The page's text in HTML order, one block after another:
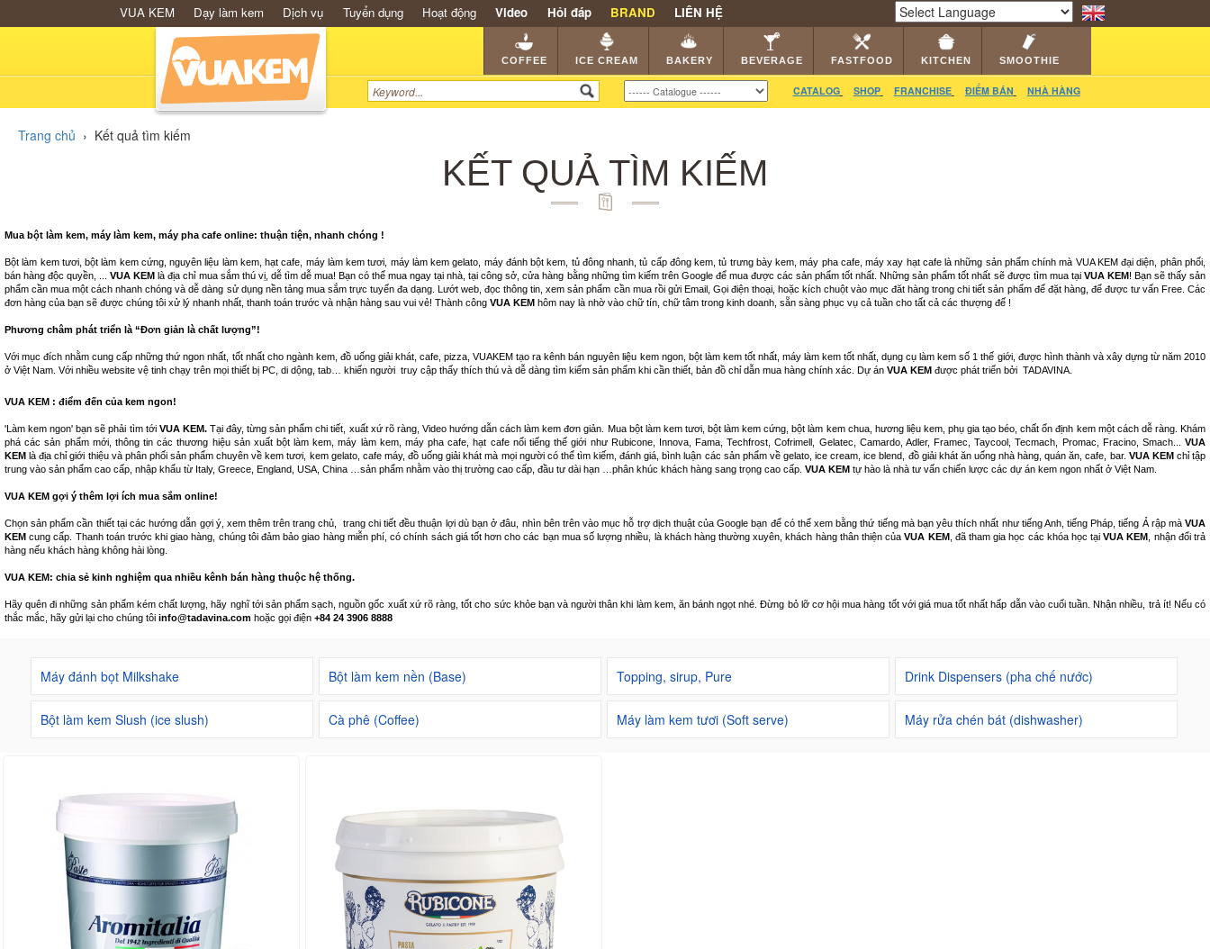
SHOP KEM NGON HẠT CAFE NHÀ HÀNG VIDEO HỎI ĐÁP LIÊN HỆ
VUA KEM Dạy làm kem Dịch vụ Tuyển dụng Hoạt động Video Hỏi đáp BRAND LIÊN HỆ
Powered by Translate
COFFEE ICE CREAM BAKERY BEVERAGE FASTFOOD KITCHEN SMOOTHIE
CATALOG SHOP FRANCHISE ĐIỂM BÁN NHÀ HÀNG
Trang chủ › Kết quả tìm kiếm
KẾT QUẢ TÌM KIẾM
Mua bột làm kem, máy làm kem, máy pha cafe online: thuận tiện, nhanh chóng !
Bột làm kem tươi, bột làm kem cứng, nguyên liệu làm kem, hạt cafe, máy làm kem tươi, máy làm kem gelato, máy đánh bột kem, tủ đông nhanh, tủ cấp đông kem, tủ trưng bày kem, máy pha cafe, máy xay hạt cafe là những sản phẩm chính mà VUA KEM đại diện, phân phối,
bán hàng độc quyền, ...VUA KEM là địa chỉ mua sắm thú vị, dễ tìm dễ mua! Bạn có thể mua ngay tại nhà, tại công sở, cửa hàng bằng những tìm kiếm trên Google để mua được các sản phẩm tốt nhất. Những sản phẩm tốt nhất sẽ được tìm mua tại VUA KEM! Bạn sẽ thấy sản
phẩm cần mua một cách nhanh chóng và dễ dàng sử dụng nền tảng mua sắm trực tuyến đa dạng. Lướt web, đọc thông tin, xem sản phẩm cần mua rồi gửi Email, Gọi điện thoại, hoặc kích chuột vào mục đăt hàng trong chi tiết sản phẩm để đặt hàng, để được tư vấn Free. Các
đơn hàng của bạn sẽ được chúng tôi xử lý nhanh nhất, thanh toán trước và nhận hàng sau vui vẻ! Thành công VUA KEM hôm nay là nhờ vào chữ tín, chữ tâm trong kinh doanh, sẵn sàng phục vụ cả tuần cho tất cả các thượng đế !
Phương châm phát triển là “Đơn giản là chất lượng”!
Với mục đích nhằm cung cấp những thứ ngon nhất, tốt nhất cho ngành kem, đồ uống giải khát, cafe, pizza, VUAKEM tạo ra kênh bán nguyên liệu kem ngon, bột làm kem tốt nhất, máy làm kem tốt nhất, dụng cụ làm kem số 1 thế giới, được hình thành và xây dựng từ năm 2010
ở Việt Nam. Với nhiều website vệ tinh chạy trên mọi thiết bị PC, di dộng, tab… khiến người truy cập thấy thích thú và dễ dàng tìm kiếm sản phẩm khi cần thiết, bản đồ chỉ dẫn mua hàng chính xác. Dự án VUA KEM được phát triển bởi TADAVINA
VUA KEM : điểm đến của kem ngon!
'Làm kem ngon' bạn sẽ phải tìm tới VUA KEM. Tại đây, từng sản phẩm chi tiết, xuất xứ rõ ràng, Video hướng dẫn cách làm kem đơn giản. Mua bột làm kem tươi, bột làm kem cứng, bột làm kem chua, hương liệu kem, phụ gia tạo béo, chất ổn định kem một cách dễ ràng. Khám
phá các sản phẩm mới, thông tin các thương hiệu sản xuất bột làm kem, máy làm kem, máy pha cafe, hạt cafe nổi tiếng thế giới như Rubicone, Innova, Fama, Techfrost, Cofrimell, Gelatec, Camardo, Adler, Framec, Taycool, Tecmach, Promac, Fracino, Smach... VUA
KEM là địa chỉ giới thiệu và phân phối sản phẩm chuyên về kem tươi, kem gelato, cafe máy, đồ uống giải khát mà mọi người có thể tìm kiếm, đánh giá, bình luận các sản phẩm về gelato, ice cream, ice blend, đồ giải khát ăn uống nhà hàng, quán ăn, cafe, bar. VUA KEMchỉ tập
trung vào sản phẩm cao cấp, nhập khẩu từ Italy, Greece, England, USA, China …sản phẩm nhằm vào thị trường cao cấp, đầu tư dài hạn …phân khúc khách hàng sang trọng cao cấp. VUA KEM tự hào là nhà tư vấn chiến lược các dự án kem ngon nhất ở Việt Nam.
VUA KEM gợi ý thêm lợi ích mua sắm online!
Chọn sản phẩm cần thiết tại các hướng dẫn gợi ý, xem thêm trên trang chủ, trang chi tiết đều thuận lợi dù bạn ở đâu, nhìn bên trên vào mục hỗ trợ dịch thuật của Google bạn để có thể xem bằng thứ tiếng mà bạn yêu thích nhất như tiếng Anh, tiếng Pháp, tiếng Ả rập mà VUA
KEM cung cấp. Thanh toán trước khi giao hàng, chúng tôi đảm bảo giao hàng miễn phí, có chính sách giá tốt hơn cho các bạn mua số lượng nhiều, là khách hàng thường xuyên, khách hàng thân thiện củaVUA KEM, đã tham gia học các khóa học tạiVUA KEM , nhận đổi trả
hàng nếu khách hàng không hài lòng.
VUA KEM: chia sẻ kinh nghiệm qua nhiều kênh bán hàng thuộc hệ thống.
Hãy quên đi những sản phẩm kém chất lượng, hãy nghĩ tới sản phẩm sạch, nguồn gốc xuất xứ rõ ràng, tốt cho sức khỏe bạn và người thân khi làm kem, ăn bánh ngọt nhé. Đừng bỏ lỡ cơ hội mua hàng tốt với giá mua tốt nhất hấp dẫn vào cuối tuần. Nhận nhiều, trả ít! Nếu có
thắc mắc, hãy gửi lại cho chúng tôi info@tadavina.com hoặc gọi điện +84 24 3906 8888
Máy đánh bọt Milkshake Bột làm kem nền (Base) Topping, sirup, Pure Drink Dispensers (pha chế nước)
Bột làm kem Slush (ice slush) Cà phê (Coffee) Máy làm kem tươi (Soft serve) Máy rửa chén bát (dishwasher)